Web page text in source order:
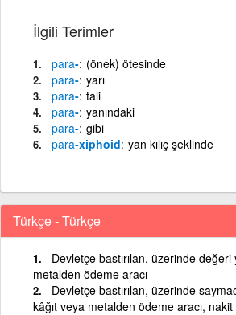
İlgili Terimler
para- (önek) ötesinde
para- yarı
para- tali
para- yanındaki
para- gibi
para-xiphoid yan kılıç şeklinde
Türkçe - Türkçe
Devletçe bastırılan, üzerinde değeri
metalden ödeme aracı
Devletçe bastırılan, üzerinde
kâğıt veya metalden ödeme aracı, nakit